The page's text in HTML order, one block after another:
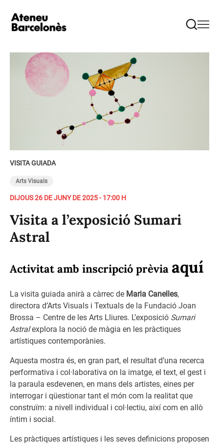
VISITA GUIADA
Arts Visuals
DIJOUS 26 DE JUNY DE 2025 - 17:00 H
Visita a l’exposició Sumari
Astral
Activitat amb inscripció prèvia aquí
La visita guiada anirà a càrrec de Maria Canelles,
directora d’Arts Visuals i Textuals de la Fundació Joan
Brossa – Centre de les Arts Lliures. L’exposició Sumari
Astralexplora la noció de màgia en les pràctiques
artístiques contemporànies.
Aquesta mostra és, en gran part, el resultat d’una recerca
performativa i col·laborativa on la imatge, el text, el gest i
la paraula esdevenen, en mans dels artistes, eines per
interrogar i qüestionar tant el món com la realitat que
construïm: a nivell individual i col·lectiu, així com en allò
íntim i social.
Les pràctiques artístiques i les seves definicions proposen